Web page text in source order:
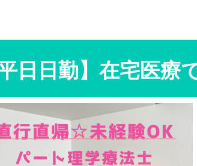
平日日勤】在宅医